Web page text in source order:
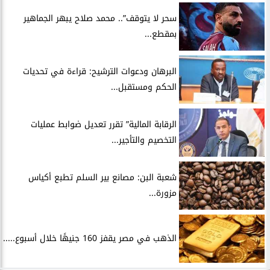
سحر لا يتوقف”.. محمد صلاح يبهر الجماهير
بمقطع...
البرهان ودعوات الترشيح: قراءة في تحديات
الحكم ومستقبل...
الرقابة المالية” تقرر تعديل ضوابط عمليات
التخصيم والتأجير...
شعبة البن: مصانع بير السلم تطبع أكياس
مزورة...
الذهب في مصر يقفز 160 جنيهًا خلال أسبوع.....